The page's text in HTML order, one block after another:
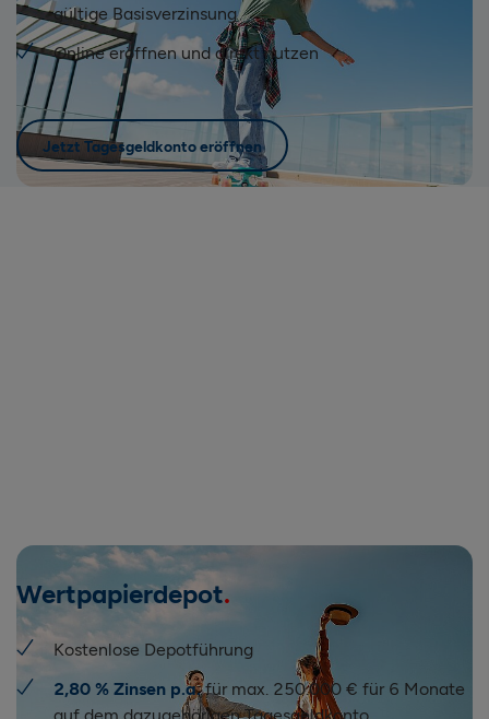
gültige Basisverzinsung
Online eröffnen und direkt nutzen
Jetzt Tagesgeldkonto eröffnen
Wertpapierdepot
Kostenlose Depotführung
2,80 % Zinsen p.a.für max. 250.000 € für 6 Monate